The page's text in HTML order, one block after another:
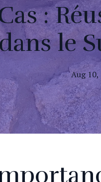
:
le
Aug 10,